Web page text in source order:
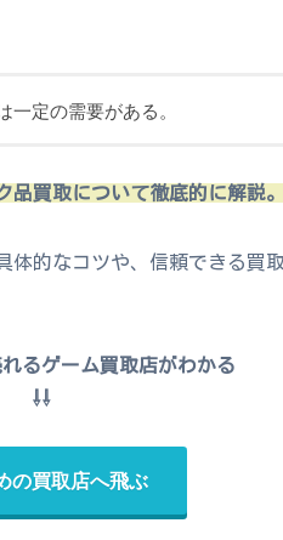
定の需要がある。
買取について徹底的に解説。
的なコツや、信頼できる買
るゲーム買取店がわかる
⇩⇩
の買取店へ飛ぶ